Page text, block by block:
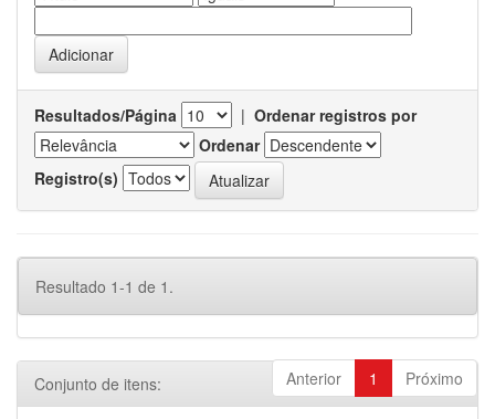
Resultados/Página | Ordenar registros por
Ordenar
Registro(s)
Resultado 1-1 de 1.
Anterior 1 Próximo
Conjunto de itens: